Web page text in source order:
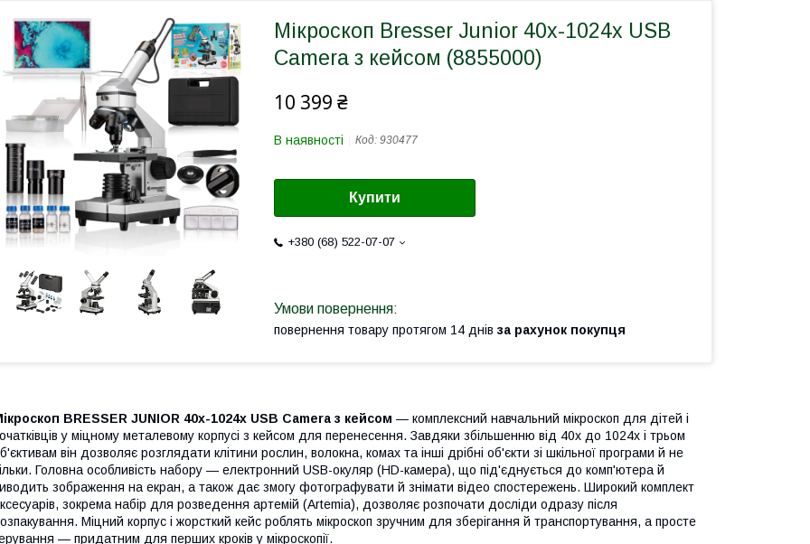
Мікроскоп Bresser Junior 40x-1024x USB
Camera з кейсом (8855000)
10 399 ₴
В наявності Код: 930477
Купити
+380 (68) 522-07-07
повернення товару протягом 14 днів за рахунок покупця
BRESSER JUNIOR 40x-1024x USB Camera з кейсом — комплексний навчальний мікроскоп для дітей і
у міцному металевому корпусі з кейсом для перенесення. Завдяки збільшенню від 40x до 1024x і трьом
він дозволяє розглядати клітини рослин, волокна, комах та інші дрібні об'єкти зі шкільної програми й не
Головна особливість набору — електронний USB-окуляр (HD-камера), що під'єднується до комп'ютера й
зображення на екран, а також дає змогу фотографувати й знімати відео спостережень. Широкий комплект
зокрема набір для розведення артемій (Artemia), дозволяє розпочати досліди одразу після
Міцний корпус і жорсткий кейс роблять мікроскоп зручним для зберігання й транспортування, а просте
— придатним для перших кроків у мікроскопії.